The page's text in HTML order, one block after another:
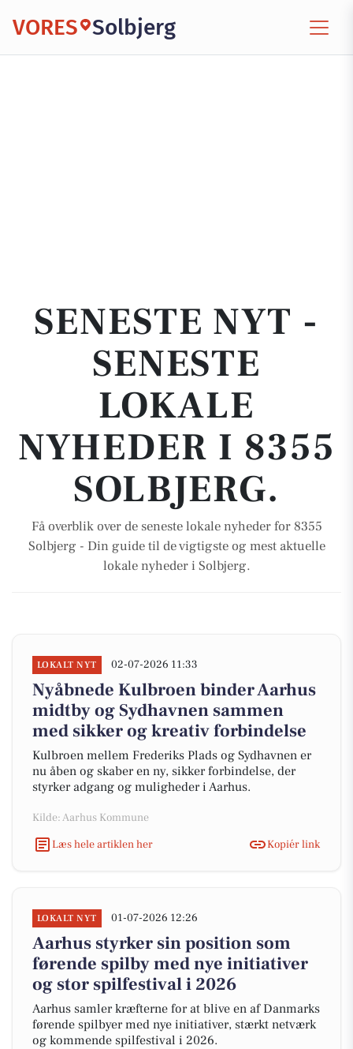
VORES Solbjerg
SENESTE NYT -
SENESTE
LOKALE
NYHEDER I 8355
SOLBJERG.
Få overblik over de seneste lokale nyheder for 8355
Solbjerg - Din guide til de vigtigste og mest aktuelle
lokale nyheder i Solbjerg.
LOKALT NYT 02-07-2026 11:33
Nyåbnede Kulbroen binder Aarhus
midtby og Sydhavnen sammen
med sikker og kreativ forbindelse
Kulbroen mellem Frederiks Plads og Sydhavnen er
nu åben og skaber en ny, sikker forbindelse, der
styrker adgang og muligheder i Aarhus.
Kilde: Aarhus Kommune
Læs hele artiklen her
Kopiér link
LOKALT NYT 01-07-2026 12:26
Aarhus styrker sin position som
førende spilby med nye initiativer
og stor spilfestival i 2026
Aarhus samler kræfterne for at blive en af Danmarks
førende spilbyer med nye initiativer, stærkt netværk
og kommende spilfestival i 2026.